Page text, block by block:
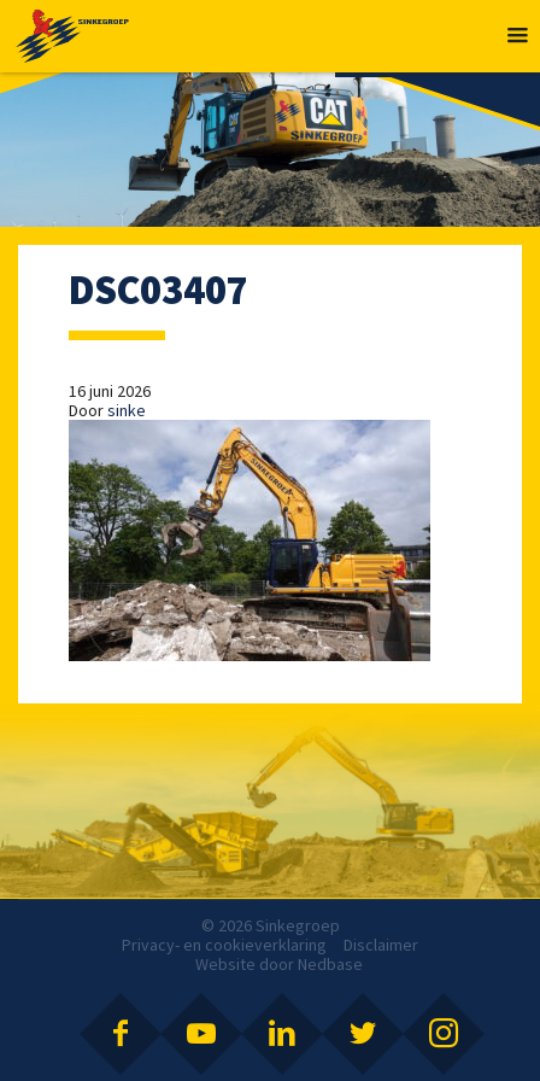
DSC03407
16 juni 2026
Doorsinke
© 2026 Sinkegroep
Privacy- en cookieverklaring
Disclaimer
Website door Nedbase